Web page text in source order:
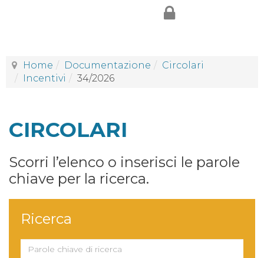
Home Documentazione
Circolari
Incentivi
34/2026
CIRCOLARI
Scorri l’elenco o inserisci le parole
chiave per la ricerca.
Ricerca